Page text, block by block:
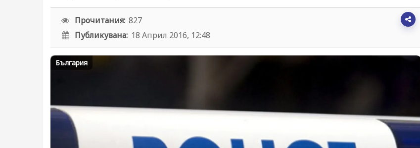
Прочитания: 827
Публикувана: 18 Април 2016, 12:48
България